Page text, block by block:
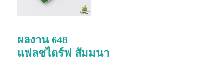
ผลงาน 648
แฟลชไดร์ฟ สัมมนา